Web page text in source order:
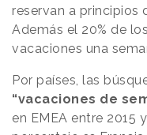
reservan a principios
Además el 20% de
vacaciones una
Por países, las
“vacaciones de
en EMEA entre 2015